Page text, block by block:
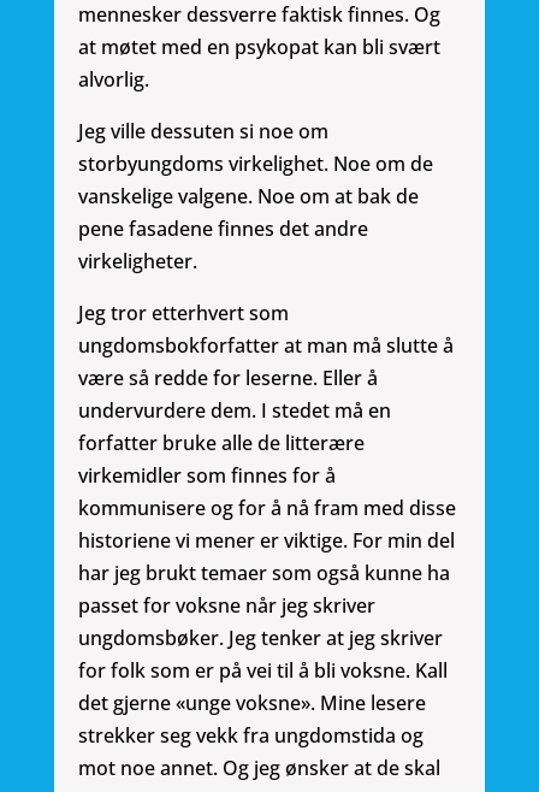
mennesker dessverre faktisk finnes. Og
at møtet med en psykopat kan bli svært
alvorlig.
Jeg ville dessuten si noe om
storbyungdoms virkelighet. Noe om de
vanskelige valgene. Noe om at bak de
pene fasadene finnes det andre
virkeligheter.
Jeg tror etterhvert som
ungdomsbokforfatter at man må slutte å
være så redde for leserne. Eller å
undervurdere dem. I stedet må en
forfatter bruke alle de litterære
virkemidler som finnes for å
kommunisere og for å nå fram med disse
historiene vi mener er viktige. For min del
har jeg brukt temaer som også kunne ha
passet for voksne når jeg skriver
ungdomsbøker. Jeg tenker at jeg skriver
for folk som er på vei til å bli voksne. Kall
det gjerne «unge voksne». Mine lesere
strekker seg vekk fra ungdomstida og
mot noe annet. Og jeg ønsker at de skal